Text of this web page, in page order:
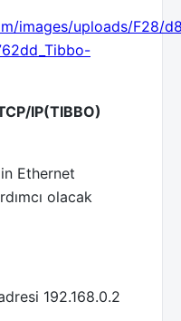
images/uploads/F28/
IP(TIBBO)
Ethernet
olacak
192.168.0.2